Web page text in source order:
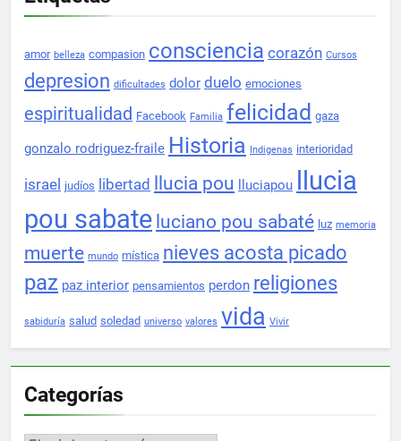
amor belleza compasion consciencia corazón Cursos
depresion dificultades dolor duelo emociones
espiritualidad Facebook Familia felicidad gaza
gonzalo rodriguez-fraile Historia Indigenas interioridad
israel judíos libertad llucia pou lluciapou llucia
pou sabate luciano pou sabaté luz memoria
muerte mundo mística nieves acosta picado
paz paz interior pensamientos perdon religiones
sabiduría salud soledad universo valores vida Vivir
Categorías